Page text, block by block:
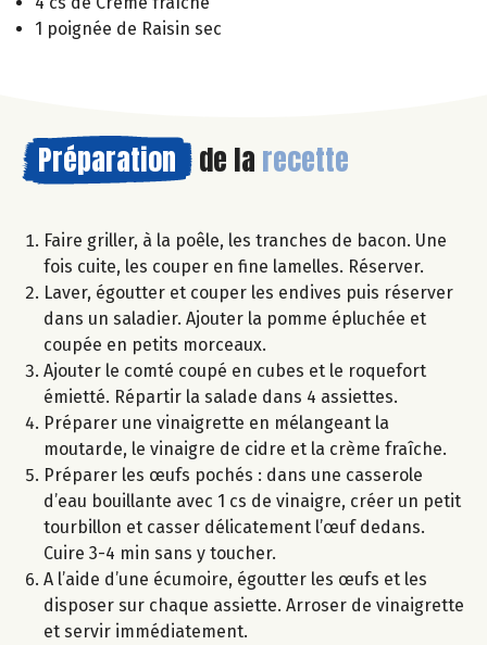
1 poignée de Raisin sec
Préparation de la recette
Faire griller, à la poêle, les tranches de bacon. Une
fois cuite, les couper en fine lamelles. Réserver.
Laver, égoutter et couper les endives puis réserver
dans un saladier. Ajouter la pomme épluchée et
coupée en petits morceaux.
Ajouter le comté coupé en cubes et le roquefort
émietté. Répartir la salade dans 4 assiettes.
Préparer une vinaigrette en mélangeant la
moutarde, le vinaigre de cidre et la crème fraîche.
Préparer les œufs pochés : dans une casserole
d’eau bouillante avec 1 cs de vinaigre, créer un petit
tourbillon et casser délicatement l’œuf dedans.
Cuire 3-4 min sans y toucher.
A l’aide d’une écumoire, égoutter les œufs et les
disposer sur chaque assiette. Arroser de vinaigrette
et servir immédiatement.